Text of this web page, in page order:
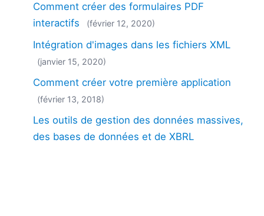
Comment créer des formulaires PDF
interactifs
(février 12, 2020)
Intégration d'images dans les fichiers XML
(janvier 15, 2020)
Comment créer votre première application
(février 13, 2018)
Les outils de gestion des données massives,
des bases de données et de XBRL